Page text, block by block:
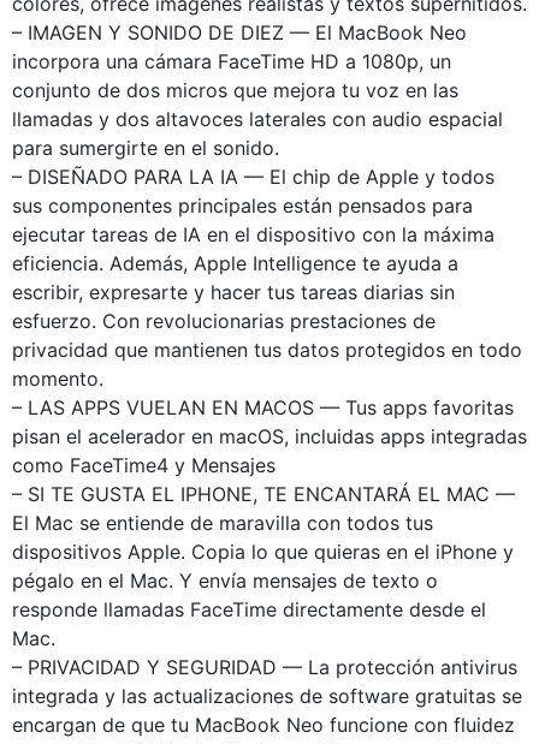
– IMAGEN Y SONIDO DE DIEZ — El MacBook Neo
incorpora una cámara FaceTime HD a 1080p, un
conjunto de dos micros que mejora tu voz en las
llamadas y dos altavoces laterales con audio espacial
para sumergirte en el sonido.
– DISEÑADO PARA LA IA — El chip de Apple y todos
sus componentes principales están pensados para
ejecutar tareas de IA en el dispositivo con la máxima
eficiencia. Además, Apple Intelligence te ayuda a
escribir, expresarte y hacer tus tareas diarias sin
esfuerzo. Con revolucionarias prestaciones de
privacidad que mantienen tus datos protegidos en todo
momento.
– LAS APPS VUELAN EN MACOS — Tus apps favoritas
pisan el acelerador en macOS, incluidas apps integradas
como FaceTime4 y Mensajes
– SI TE GUSTA EL IPHONE, TE ENCANTARÁ EL MAC —
El Mac se entiende de maravilla con todos tus
dispositivos Apple. Copia lo que quieras en el iPhone y
pégalo en el Mac. Y envía mensajes de texto o
responde llamadas FaceTime directamente desde el
Mac.
– PRIVACIDAD Y SEGURIDAD — La protección antivirus
integrada y las actualizaciones de software gratuitas se
encargan de que tu MacBook Neo funcione con fluidez